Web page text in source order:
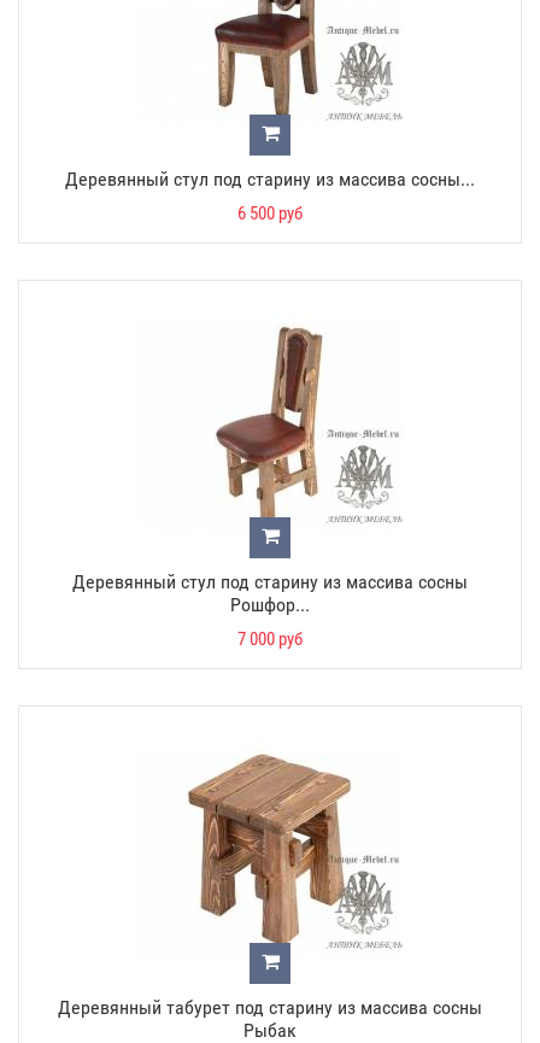
Деревянный стул под старину из массива сосны...
6 500 руб
Деревянный стул под старину из массива сосны
Рошфор...
7 000 руб
Деревянный табурет под старину из массива сосны
Рыбак